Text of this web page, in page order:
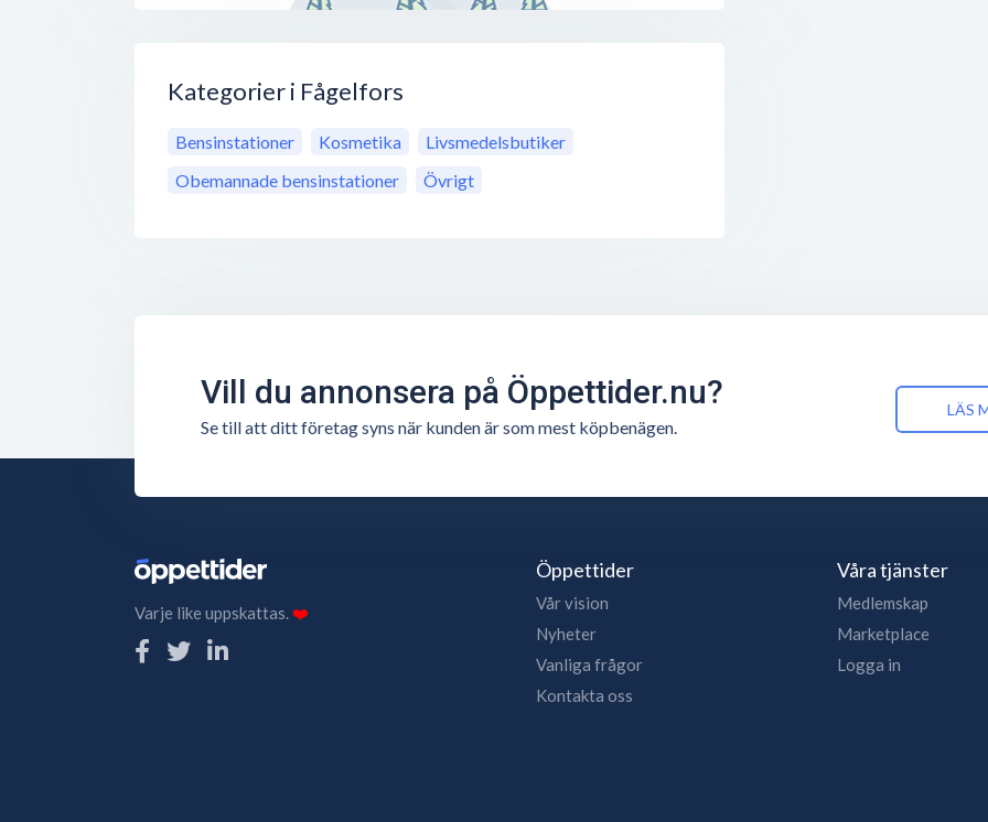
Kategorier i Fågelfors
Bensinstationer Kosmetika
Livsmedelsbutiker
Obemannade bensinstationer
Övrigt
Vill du annonsera på Öppettider.nu?
Se till att ditt företag syns när kunden är som mest köpbenägen.
LÄS
Varje like uppskattas.❤️
Öppettider
Vår vision
Nyheter
Vanliga frågor
Kontakta oss
Våra tjänster
Medlemskap
Marketplace
Logga in